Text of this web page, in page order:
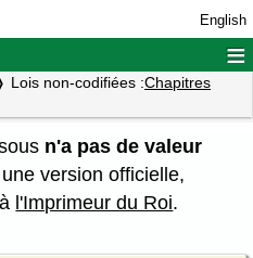
English
≡
Lois non-codifiées :Chapitres
n'a pas de valeur
version officielle,
l'Imprimeur du Roi.